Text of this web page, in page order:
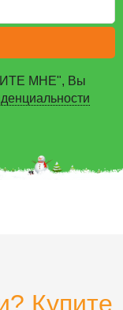
МНЕ", Вы
Купите